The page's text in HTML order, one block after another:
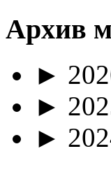
Архив
►
►
►